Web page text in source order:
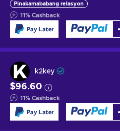
Pinakamababang relasyon
11% Cashback
k2key
$96.60
11% Cashback